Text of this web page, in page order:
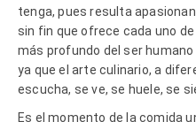
tenga, pues resulta
sin fin que ofrece cada uno
más profundo del ser
ya que el arte culinario, a
escucha, se ve, se huele, se
Es el momento de la comida